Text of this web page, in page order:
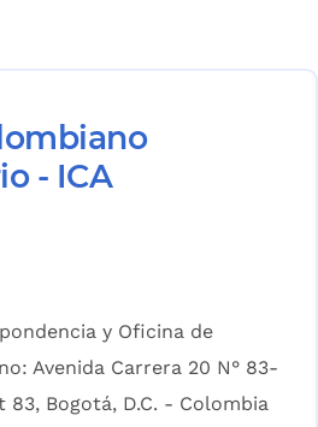
- ICA
y Oficina de
Avenida Carrera 20 N° 83-
83, Bogotá, D.C. - Colombia